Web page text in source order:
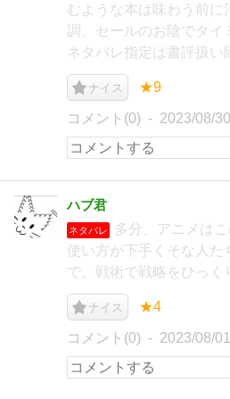
むような本は味わう前に
調。セールのお陰でタ
ネタバレ指定は書評扱い
ナイス ★9
コメント(0) 2023/08/30
ハブ君
ネタバレ
多分、アニメは
使い方が下手くそな人た
で。戦術で戦略をひっく
ナイス ★4
コメント(0) 2023/08/01